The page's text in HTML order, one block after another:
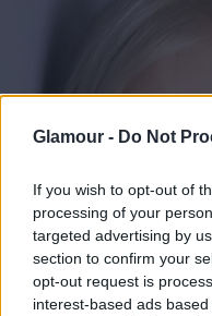
Glamour - Do Not
If you wish to opt-out of
processing of your
targeted advertising by
section to confirm your
opt-out request is
interest-based ads